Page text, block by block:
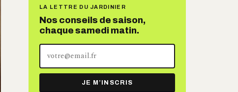
LA LETTRE DU JARDINIER
Nos conseils de saison,
chaque samedi matin.
adresse
JE M’INSCRIS